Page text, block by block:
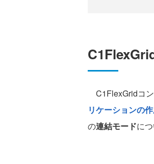
C1FlexGridコ
リケーションの
の連結モードに